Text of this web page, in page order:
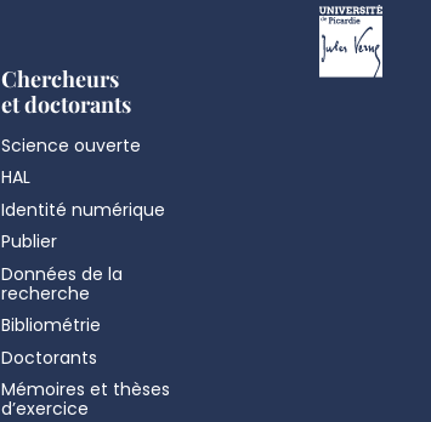
Chercheurs
et doctorants
Science ouverte
HAL
Identité numérique
Publier
Données de la
recherche
Bibliométrie
Doctorants
Mémoires et thèses
d’exercice